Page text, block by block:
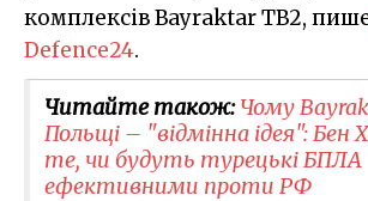
комплексів Bayraktar TB2,
Defence24.
Читайте також:Чому
Польщі – "відмінна ідея": Бен
те, чи будуть турецькі БПЛА
ефективними проти РФ